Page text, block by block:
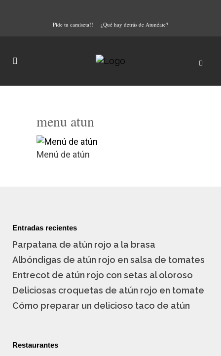
Pide tu camiseta!! ¿Qué hay detrás de Atunéate?
menu atun
Menú de atún
Entradas recientes
Parpatana de atún rojo a la brasa
Albóndigas de atún rojo en salsa de tomates
Entrecot de atún rojo con setas al oloroso
Deliciosas croquetas de atún rojo en tomate
Cómo preparar un delicioso taco de atún
Restaurantes